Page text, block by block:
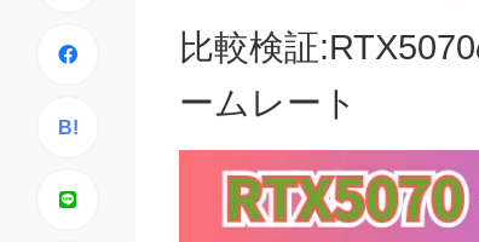
B!
比較検証
ームレート